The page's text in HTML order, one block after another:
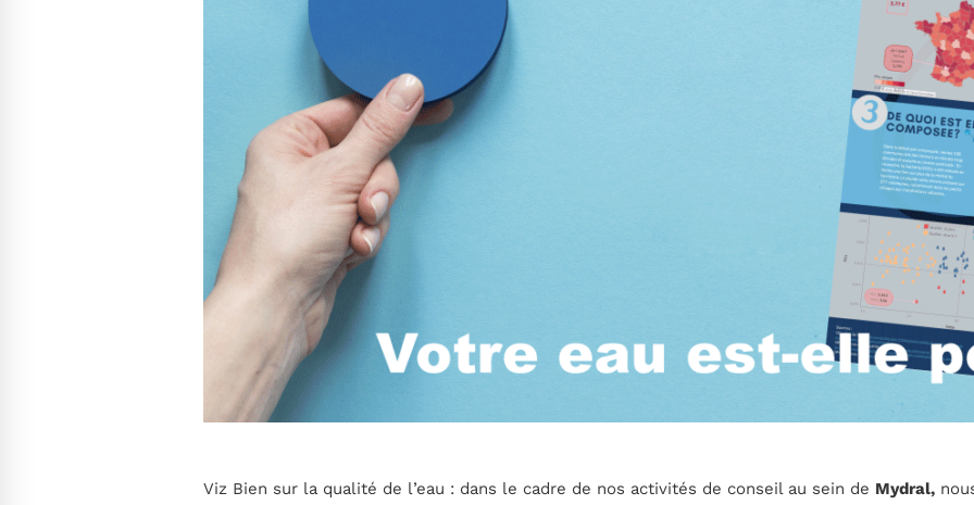
Viz Bien sur la qualité de l’eau : dans le cadre de nos activités de conseil au sein de Mydral,